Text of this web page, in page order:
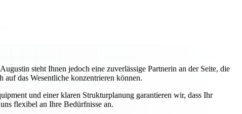
steht Ihnen jedoch eine zuverlässige Partnerin an der Seite, die
das Wesentliche konzentrieren können.
und einer klaren Strukturplanung garantieren wir, dass Ihr
flexibel an Ihre Bedürfnisse an.